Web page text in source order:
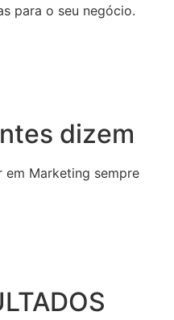
para o seu negócio.
dizem
Marketing sempre